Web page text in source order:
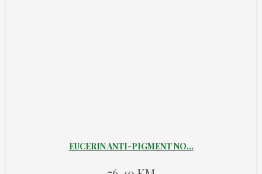
EUCERIN ANTI-PIGMENT NO...